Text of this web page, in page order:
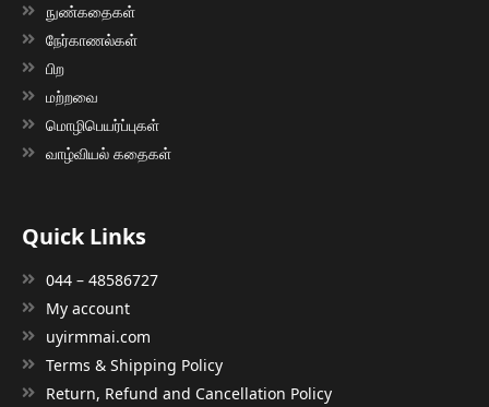
நுண்கதைகள்
நேர்காணல்கள்
பிற
மற்றவை
மொழிபெயர்ப்புகள்
வாழ்வியல் கதைகள்
Quick Links
044 – 48586727
My account
uyirmmai.com
Terms & Shipping Policy
Return, Refund and Cancellation Policy